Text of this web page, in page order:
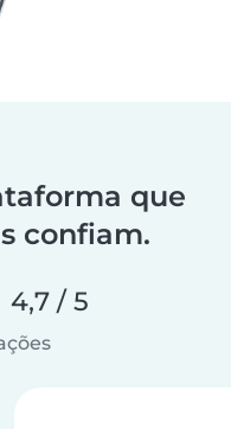
que
confiam.
4,7 / 5